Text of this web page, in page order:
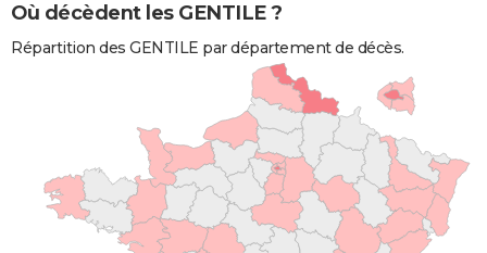
Où décèdent les GENTILE ?
Répartition des GENTILE par département de décès.